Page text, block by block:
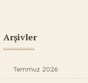
Arşivler
Temmuz 2026